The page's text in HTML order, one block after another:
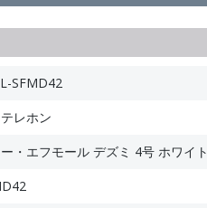
SFMD42
レホン
・エフモール デズミ 4号 ホワイト